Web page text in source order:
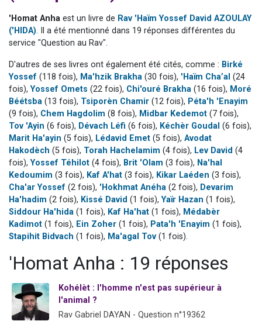
17 personnes viennent de demander une bénédiction
Il reste 49 places pour étudier en groupe sur Zoom
2 personnes viennent de nous rejoindre sur WhatsApp
'Homat Anha est un livre de Rav 'Haïm Yossef David AZOULAY
('HIDA). Il a été mentionné dans 19 réponses différentes du
service "Question au Rav".
D'autres de ses livres ont également été cités, comme : Birké
Yossef (118 fois), Ma'hzik Brakha (30 fois), 'Haïm Cha’al (24
fois), Yossef Omets (22 fois), Chi'ouré Brakha (16 fois), Moré
Béétsba (13 fois), Tsiporèn Chamir (12 fois), Péta'h 'Enayim
(9 fois), Chem Hagdolim (8 fois), Midbar Kedemot (7 fois),
Tov 'Ayin (6 fois), Dévach Léfi (6 fois), Kéchèr Goudal (6 fois),
Marit Ha'ayin (5 fois), Lédavid Emet (5 fois), Avodat
Hakodèch (5 fois), Torah Hachelamim (4 fois), Lev David (4
fois), Yossef Téhilot (4 fois), Brit 'Olam (3 fois), Na'hal
Kedoumim (3 fois), Kaf A'hat (3 fois), Kikar Laéden (3 fois),
Cha'ar Yossef (2 fois), 'Hokhmat Anéha (2 fois), Devarim
Ha'hadim (2 fois), Kissé David (1 fois), Yaïr Hazan (1 fois),
Siddour Ha'hida (1 fois), Kaf Ha'hat (1 fois), Médabèr
Kadimot (1 fois), Ein Zoher (1 fois), Pata'h 'Enayim (1 fois),
Stapihit Bidvach (1 fois), Ma'agal Tov (1 fois).
'Homat Anha : 19 réponses
Kohélèt : l'homme n'est pas supérieur à
l'animal ?
Rav Gabriel DAYAN - Question n°19362